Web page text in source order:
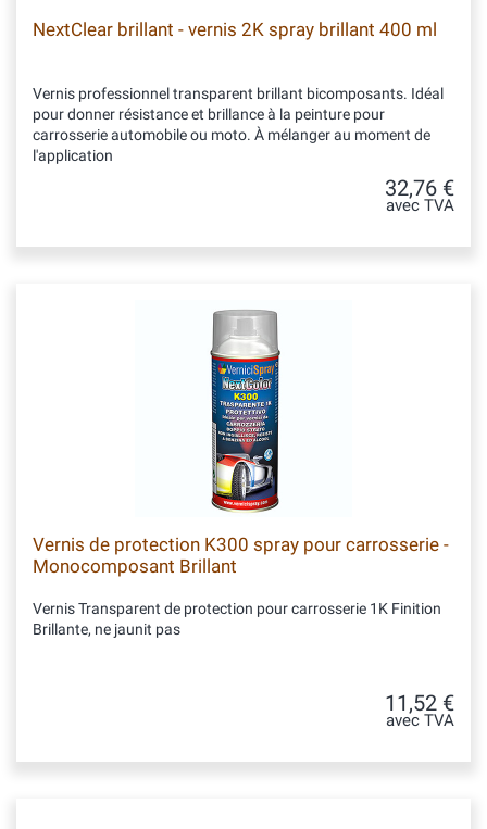
NextClear brillant - vernis 2K spray brillant 400 ml
Vernis professionnel transparent brillant bicomposants. Idéal
pour donner résistance et brillance à la peinture pour
carrosserie automobile ou moto. À mélanger au moment de
l'application
32,76 €
avec TVA
Vernis de protection K300 spray pour carrosserie -
Monocomposant Brillant
Vernis Transparent de protection pour carrosserie 1K Finition
Brillante, ne jaunit pas
11,52 €
avec TVA